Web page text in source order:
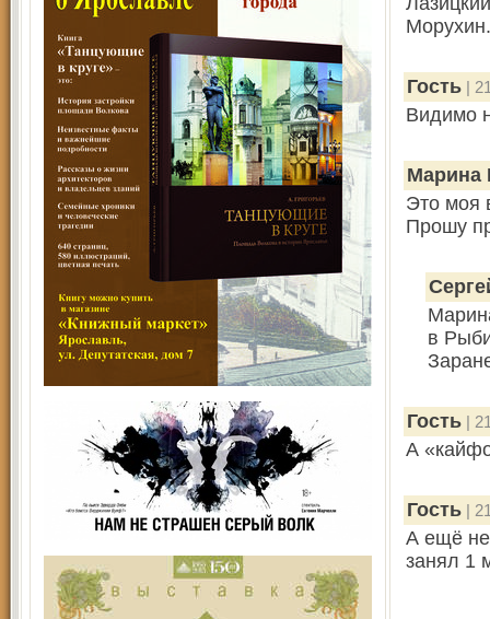
Морухин.
Гость |
Видимо
Марина
Это моя
Прошу
в
Гость |
А
Гость |
А ещё не
занял 1